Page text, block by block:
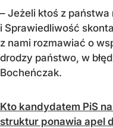
– Jeżeli ktoś z państwa
i Sprawiedliwość
z nami rozmawiać o
drodzy państwo, w
Bocheńczak.
Kto kandydatem PiS
struktur ponawia apel